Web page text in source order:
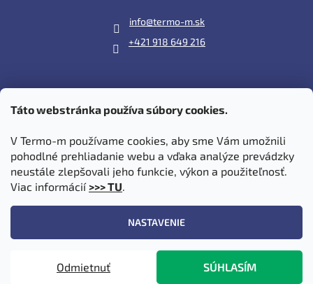
Táto webstránka používa súbory cookies.
V Termo-m používame cookies, aby sme Vám umožnili
pohodlné prehliadanie webu a vďaka analýze prevádzky
neustále zlepšovali jeho funkcie, výkon a použiteľnosť.
Viac informácií >>> TU.
NASTAVENIE
Odmietnuť SÚHLASÍM
info@termo-m.sk
+421 918 649 216
Prijímame online platby
. Všetky práva vyhradené.